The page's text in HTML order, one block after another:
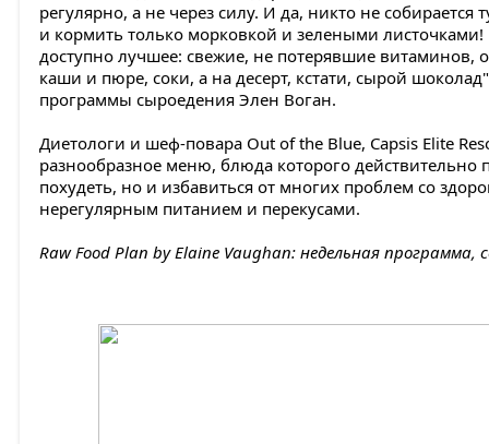
регулярно, а не через силу. И да, никто не собирается
и кормить только морковкой и зелеными
доступно лучшее: свежие, не потерявшие витаминов,
каши и пюре, соки, а на десерт, кстати, сырой
программы сыроедения Элен Воган.
Диетологи и шеф-повара Out of the Blue, Capsis Elite
разнообразное меню, блюда которого действительно
похудеть, но и избавиться от многих проблем со
нерегулярным питанием и перекусами.
Raw Food Plan by Elaine Vaughan: недельная программа,